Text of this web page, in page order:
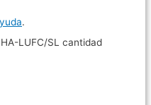
.
LUFC/SL cantidad